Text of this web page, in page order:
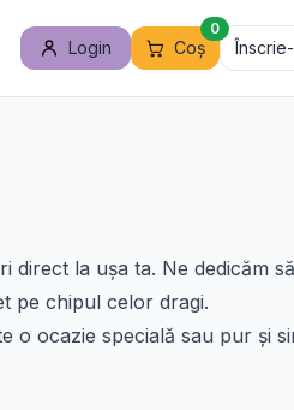
Login Coș
0
direct la ușa ta. Ne dedicăm
pe chipul celor dragi.
o ocazie specială sau pur și